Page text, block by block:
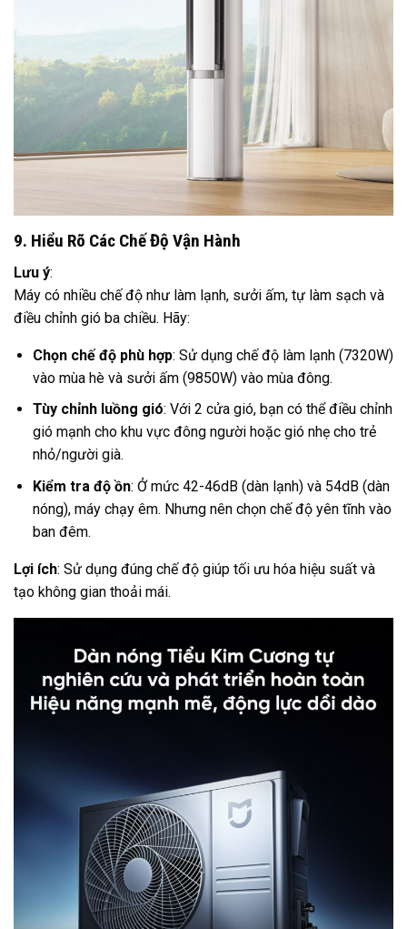
9. Hiểu Rõ Các Chế Độ Vận Hành
Lưu ý:
Máy có nhiều chế độ như làm lạnh, sưởi ấm, tự làm sạch và
điều chỉnh gió ba chiều. Hãy:
Chọn chế độ phù hợp: Sử dụng chế độ làm lạnh (7320W)
vào mùa hè và sưởi ấm (9850W) vào mùa đông.
Tùy chỉnh luồng gió: Với 2 cửa gió, bạn có thể điều chỉnh
gió mạnh cho khu vực đông người hoặc gió nhẹ cho trẻ
nhỏ/người già.
Kiểm tra độ ồn: Ở mức 42-46dB (dàn lạnh) và 54dB (dàn
nóng), máy chạy êm. Nhưng nên chọn chế độ yên tĩnh vào
ban đêm.
Lợi ích: Sử dụng đúng chế độ giúp tối ưu hóa hiệu suất và
tạo không gian thoải mái.